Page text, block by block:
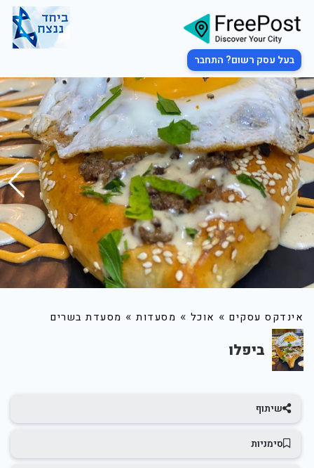
בעל עסק רשום? התחבר
אינדקס עסקים » אוכל » מסעדות » מסעדת בשרים
ביפלו
שיתוף
סימניות